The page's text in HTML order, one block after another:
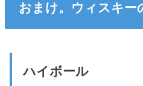
おまけ。ウィスキー
ハイボール